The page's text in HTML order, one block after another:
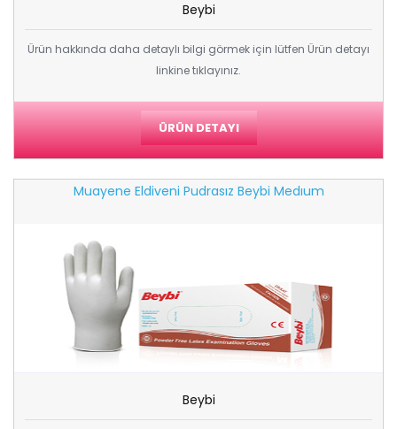
Beybi
Ürün hakkında daha detaylı bilgi görmek için lütfen Ürün detayı
linkine tıklayınız.
ÜRÜN DETAYI
Muayene Eldiveni Pudrasız Beybi Medıum
Beybi